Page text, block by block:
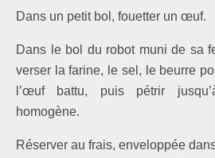
Dans un petit bol, fouetter un œuf.
Dans le bol du robot muni de sa
verser la farine, le sel, le beurre
l’œuf battu, puis pétrir
homogène.
Réserver au frais, enveloppée